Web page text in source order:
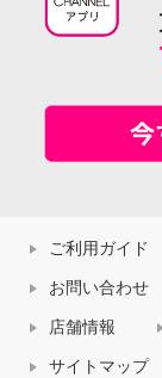
ご利用ガイド
お問い合わせ
店舗情報
サイトマップ